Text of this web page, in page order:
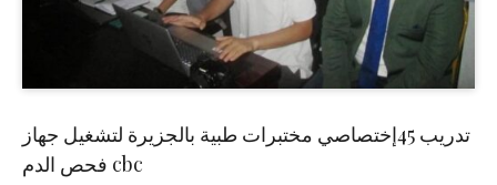
تدريب 45إختصاصي مختبرات طبية بالجزيرة لتشغيل جهاز
فحص الدم cbc